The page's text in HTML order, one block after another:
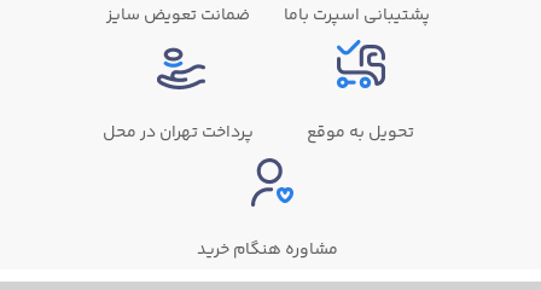
پشتیبانی اسپرت باما ضمانت تعویض سایز
تحویل به موقع پرداخت تهران در محل
مشاوره هنگام خرید